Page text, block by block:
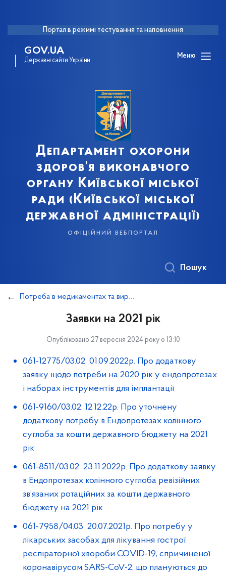
Портал в режимі тестування та наповнення
GOV.UA
Державні сайти України
Меню
Департамент охорони
здоров'я виконавчого
органу Київської міської
ради (Київської міської
державної адміністрації)
офіційний вебпортал
Пошук
Потреба в медикаментах та виробах медичного призначення
Заявки на 2021 рік
Опубліковано 27 вересня 2024 року о 13:10
061-12775/03.02 01.09.2022р. Про додаткову
заявку щодо потреби на 2020 рік у ендопротезах
і наборах інструментів для імплантації
061-9160/03.02. 12.12.22р. Про уточнену
додаткову потребу в Ендопротезах колінного
суглоба за кошти державного бюджету на 2021
рік
061-8511/03.02 23.11.2022р. Про додаткову заявку
в Ендопротезах колінного суглоба ревізійних
зв’язаних ротаційних за кошти державного
бюджету на 2021 рік
061-7958/04.03 20.07.2021р. Про потребу у
лікарських засобах для лікування гострої
респіраторної хвороби СОVID-19, спричиненої
коронавірусом SARS-СoV-2, що плануються до